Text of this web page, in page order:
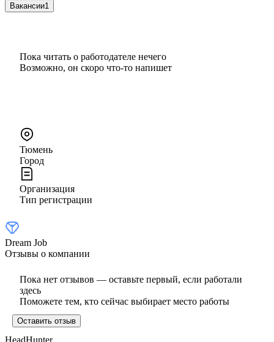
Вакансии1
Пока читать о работодателе нечего
Возможно, он скоро что‑то напишет
Тюмень
Город
Организация
Тип регистрации
Dream Job
Отзывы о компании
Пока нет отзывов — оставьте первый, если работали
здесь
Поможете тем, кто сейчас выбирает место работы
Оставить отзыв
HeadHunter